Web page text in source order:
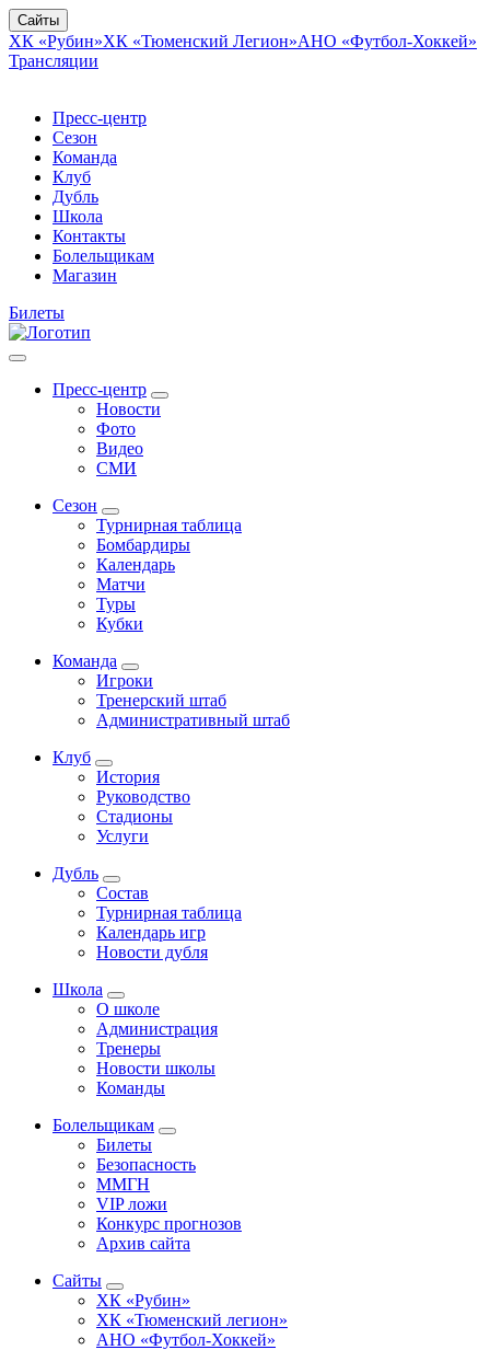
Сайты
ХК «Рубин»ХК «Тюменский Легион»АНО «Футбол-Хоккей»
Трансляции
Пресс-центр
Сезон
Команда
Клуб
Дубль
Школа
Контакты
Болельщикам
Магазин
Билеты
Пресс-центр
Новости
Фото
Видео
СМИ
Сезон
Турнирная таблица
Бомбардиры
Календарь
Матчи
Туры
Кубки
Команда
Игроки
Тренерский штаб
Административный штаб
Клуб
История
Руководство
Стадионы
Услуги
Дубль
Состав
Турнирная таблица
Календарь игр
Новости дубля
Школа
О школе
Администрация
Тренеры
Новости школы
Команды
Болельщикам
Билеты
Безопасность
ММГН
VIP ложи
Конкурс прогнозов
Архив сайта
Сайты
ХК «Рубин»
ХК «Тюменский легион»
АНО «Футбол-Хоккей»